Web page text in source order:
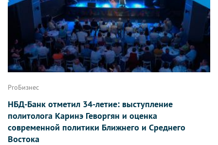
ProБизнес
НБД-Банк отметил 34-летие: выступление
политолога Каринэ Геворгян и оценка
современной политики Ближнего и Среднего
Востока